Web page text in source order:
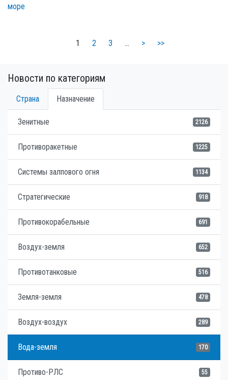
море
1 2 3 … > >>
Новости по категориям
Страна Назначение
Зенитные 2126
Противоракетные 1225
Системы залпового огня 1134
Стратегические 918
Противокорабельные 691
Воздух-земля 652
Противотанковые 516
Земля-земля 478
Воздух-воздух 289
Вода-земля 170
Противо-РЛС 55